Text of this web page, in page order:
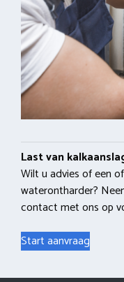
Last van
Wilt u advies of een
waterontharder?
contact met ons op
Start aanvraag